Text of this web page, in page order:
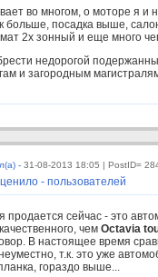
во многом, о моторе я и
больше, посадка выше,
2х зонный и еще много
недорогой
и загородным
- 31-08-2013 18:05 | PostID=
- пользователей
продается сейчас - это
чемOctavia
В настоящее время
т.к. это уже
гораздо выше...